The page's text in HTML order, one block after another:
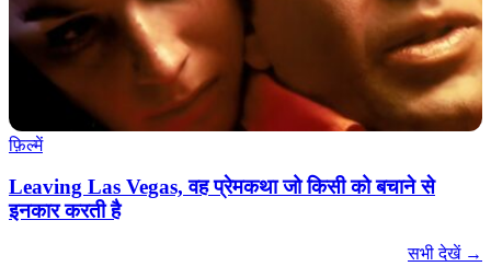
फ़िल्में
Leaving Las Vegas, वह प्रेमकथा जो किसी को बचाने से
इनकार करती है
सभी देखें →